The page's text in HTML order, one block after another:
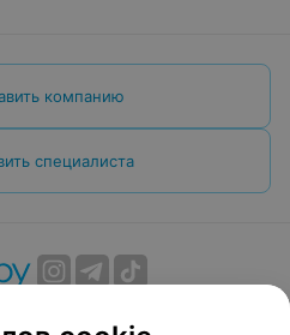
компанию
специалиста